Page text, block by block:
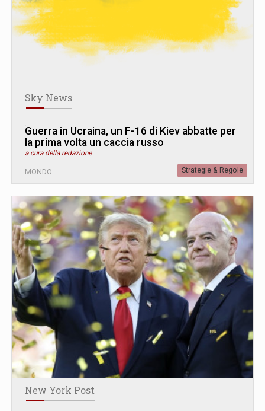
Sky News
Guerra in Ucraina, un F-16 di Kiev abbatte per
la prima volta un caccia russo
a cura della redazione
MONDO Strategie & Regole
New York Post